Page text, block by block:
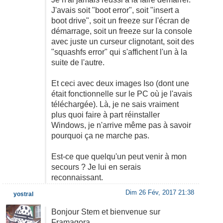
J'avais soit "boot error", soit "insert a
boot drive", soit un freeze sur l'écran de
démarrage, soit un freeze sur la console
avec juste un curseur clignotant, soit des
"squashfs error" qui s'affichent l'un à la
suite de l'autre.
Et ceci avec deux images Iso (dont une
était fonctionnelle sur le PC où je l'avais
téléchargée). Là, je ne sais vraiment
plus quoi faire à part réinstaller
Windows, je n'arrive même pas à savoir
pourquoi ça ne marche pas.
Est-ce que quelqu'un peut venir à mon
secours ? Je lui en serais
reconnaissant.
Dim 26 Fév, 2017 21:38
Bonjour Stem et bienvenue sur
yostral